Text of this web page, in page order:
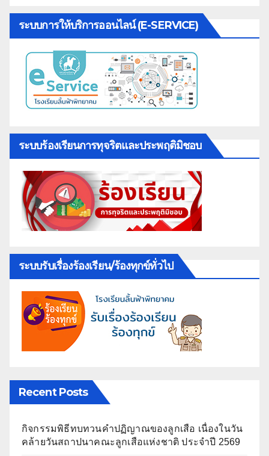
ระบบการให้บริการออนไลน์ (E-SERVICE)
ระบบร้องเรียนการทุจริตและประพฤติมิชอบ
ระบบรับเรื่องร้องเรียน/ร้องทุกข์ทั่วไป
Recent Posts
กิจกรรมพิธีทบทวนคำปฏิญาณของลูกเสือ เนื่องในวัน
คล้ายวันสถาปนาคณะลูกเสือแห่งชาติ ประจำปี 2569